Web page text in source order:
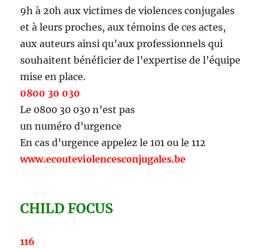
9h à 20h aux victimes de violences conjugales
et à leurs proches, aux témoins de ces actes,
aux auteurs ainsi qu’aux professionnels qui
souhaitent bénéficier de l’expertise de l’équipe
mise en place.
0800 30 030
Le 0800 30 030 n’est pas
un numéro d’urgence
En cas d’urgence appelez le 101 ou le 112
www.ecouteviolencesconjugales.be
CHILD FOCUS
116